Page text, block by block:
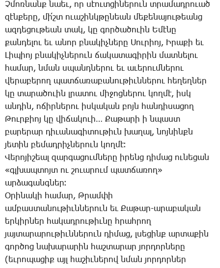
Չ­մոռ­նանք նաեւ, որ սէուտ­ցի­նե­րուն տրա­մադ­րո­ւած
զէն­քե­րը, մի՛շտ ո­ւա­շինկ­թը­նեան մե­քե­նա­յու­թեանց
ազ­դե­ցու­թեան տակ, կը գոր­ծա­ծո­ւին Ե­մէ­նը
քան­դե­լու եւ ա­նոր բնա­կիչ­նե­րը ­Սու­րիոյ, Ի­րա­քի եւ
­Լի­պիոյ բնա­կիչ­նե­րուն ճա­կա­տա­գի­րին մատ­նե­լու
հա­մար, նման սպանդ­նե­րու եւ ա­ւե­րում­նե­րու
վե­րա­բե­րող պատ­ճա­ռա­բա­նու­թիւն­նե­րու հե­ղեղ­ներ
կը տա­րա­ծո­ւին լրա­տու մի­ջոց­նե­րու կող­մէ, իսկ
ան­դին, ո­ճիր­նե­րու իս­կա­կան բոյն հան­դի­սա­ցող
­Թուր­քիոյ կը վի­ճա­կո­ւի… ­Քա­թա­րի ի նպաստ
բա­րե­րար դի­ւա­նա­գի­տու­թիւն խա­ղալ, նոյ­նինքն
յե­տին բե­մադ­րիչ­նե­րուն կող­մէ։
­Վե­րո­յի­շեալ զար­գա­ցում­նե­րը ի­րենց դի­մաց ու­նե­ցան
«գլխապ­տոյտ ու շո­ւա­րում պատ­ճա­ռող»
ար­ձա­գանգ­ներ։
Օ­րի­նա­կի հա­մար, Թ­րամ­փի
ամ­բաս­տա­նու­թիւն­նե­րուն եւ ­Քա­թար-ա­րա­բա­կան
եր­կիր­ներ հա­կադ­րու­թիւ­նը հրահ­րող
յայ­տա­րա­րու­թիւն­նե­րուն դի­մաց, լսե­ցինք ար­տա­քին
գոր­ծոց նա­խա­րա­րին հաշ­տա­րար յոր­դոր­նե­րը
(եւ­րո­պա­ցիք այլ հա­շիւ­նե­րով նման յոր­դոր­ներ